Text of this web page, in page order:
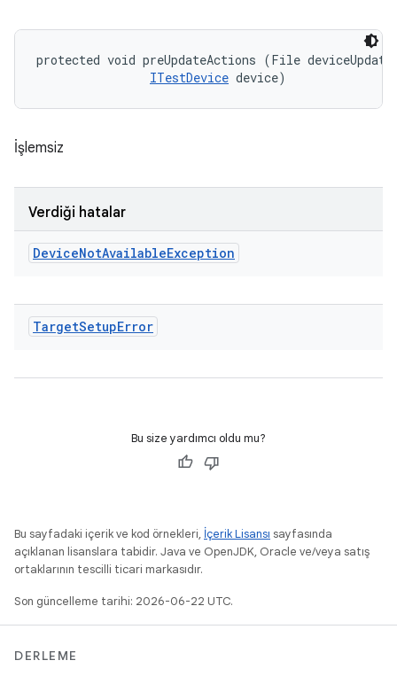
protected void preUpdateActions (File
ITestDevice device)
İşlemsiz
Verdiği hatalar
DeviceNotAvailableException
TargetSetupError
Bu size yardımcı oldu mu?
Bu sayfadaki içerik ve kod örnekleri, İçerik Lisansı sayfasında
açıklanan lisanslara tabidir. Java ve OpenJDK, Oracle ve/veya satış
ortaklarının tescilli ticari markasıdır.
Son güncelleme tarihi: 2026-06-22 UTC.
DERLEME